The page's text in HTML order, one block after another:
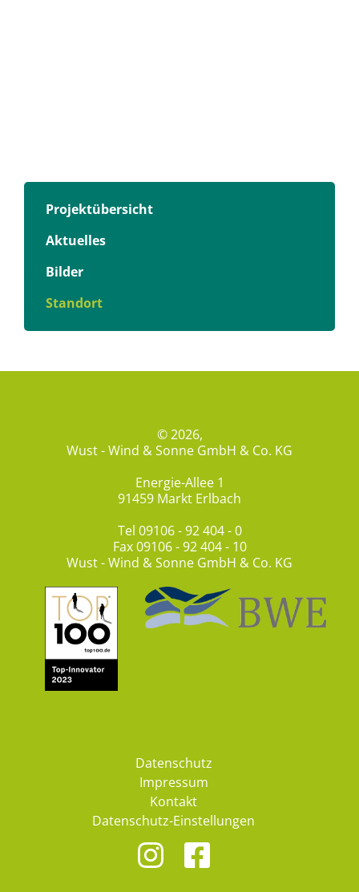
Projektübersicht
Aktuelles
Bilder
Standort
© 2026,
Wust - Wind & Sonne GmbH & Co. KG
Energie-Allee 1
91459 Markt Erlbach
Tel 09106 - 92 404 - 0
Fax 09106 - 92 404 - 10
Wust - Wind & Sonne GmbH & Co. KG
Datenschutz
Impressum
Kontakt
Datenschutz-Einstellungen